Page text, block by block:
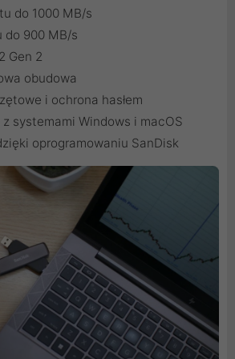
do 1000 MB/s
do 900 MB/s
Gen 2
obudowa
i ochrona hasłem
systemami Windows i macOS
oprogramowaniu SanDisk